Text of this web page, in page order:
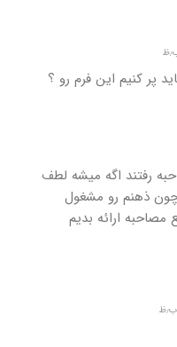
پر کنیم این فرم رو ؟
رفتند اگه میشه لطف
ذهنم رو مشغول
ارائه بدیم